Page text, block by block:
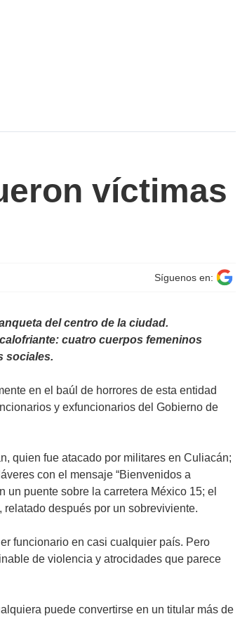
víctimas
Síguenos en:
del centro de la ciudad.
cuatro cuerpos femeninos
sociales.
en el baúl de horrores de esta entidad
y exfuncionarios del Gobierno de
quien fue atacado por militares en Culiacán;
con el mensaje “Bienvenidos a
puente sobre la carretera México 15; el
después por un sobreviviente.
funcionario en casi cualquier país. Pero
de violencia y atrocidades que parece
puede convertirse en un titular más de